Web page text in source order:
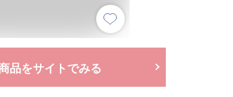
品をサイトでみる